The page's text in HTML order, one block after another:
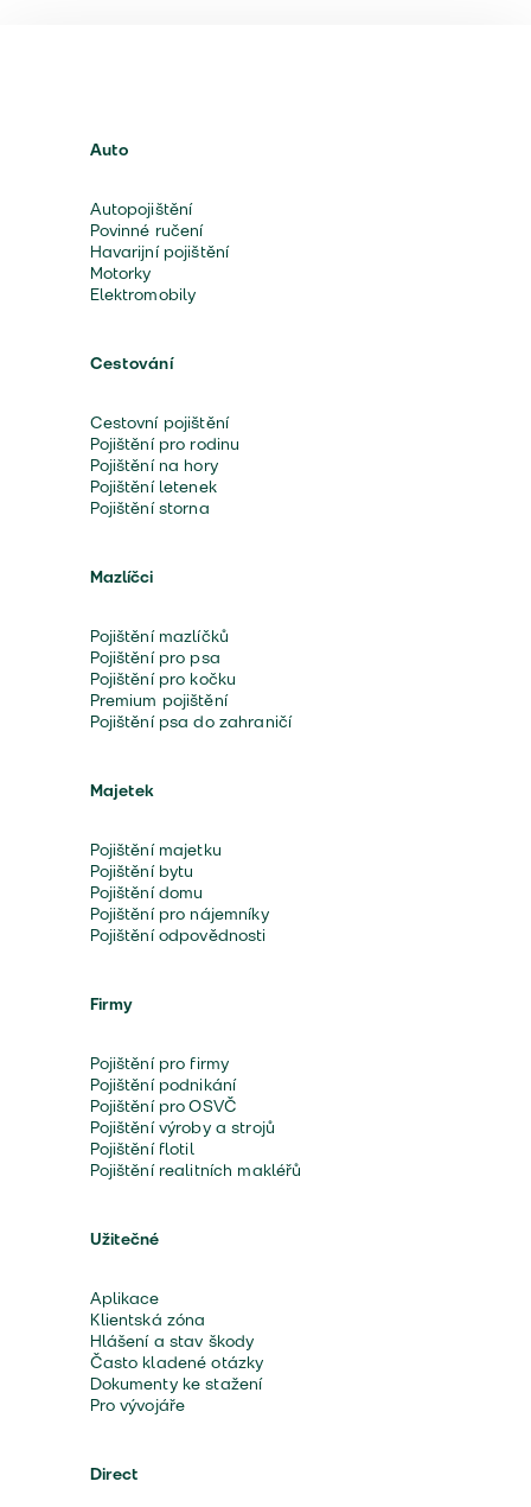
Auto
Autopojištění
Povinné ručení
Havarijní pojištění
Motorky
Elektromobily
Cestování
Cestovní pojištění
Pojištění pro rodinu
Pojištění na hory
Pojištění letenek
Pojištění storna
Mazlíčci
Pojištění mazlíčků
Pojištění pro psa
Pojištění pro kočku
Premium pojištění
Pojištění psa do zahraničí
Majetek
Pojištění majetku
Pojištění bytu
Pojištění domu
Pojištění pro nájemníky
Pojištění odpovědnosti
Firmy
Pojištění pro firmy
Pojištění podnikání
Pojištění pro OSVČ
Pojištění výroby a strojů
Pojištění flotil
Pojištění realitních makléřů
Užitečné
Aplikace
Klientská zóna
Hlášení a stav škody
Často kladené otázky
Dokumenty ke stažení
Pro vývojáře
Direct